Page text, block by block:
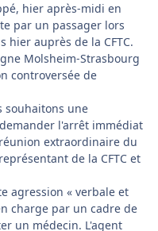
hier après-midi en
par un passager lors
auprès de la CFTC.
Molsheim-Strasbourg
controversée de
souhaitons une
l'arrêt immédiat
extraordinaire du
de la CFTC et
agression « verbale et
charge par un cadre de
un médecin. L'agent